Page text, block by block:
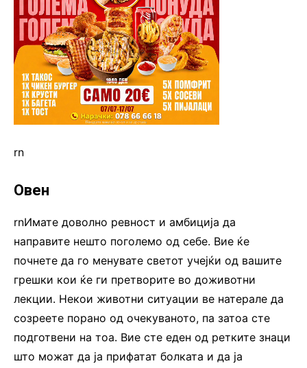
rn
Овен
rnИмате доволно ревност и амбиција да
направите нешто поголемо од себе. Вие ќе
почнете да го менувате светот учејќи од вашите
грешки кои ќе ги претворите во доживотни
лекции. Некои животни ситуации ве натерале да
созреете порано од очекуваното, па затоа сте
подготвени на тоа. Вие сте еден од ретките знаци
што можат да ја прифатат болката и да ја